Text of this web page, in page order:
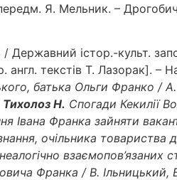
Я. Мельник. –
істор.-культ.
текстів Т. Лазорак]. –
батька Ольги Франко /
Тихолоз Н. Спогади Кекилії
Івана Франка зайняти
очільника
Франка / В. Ільницький,